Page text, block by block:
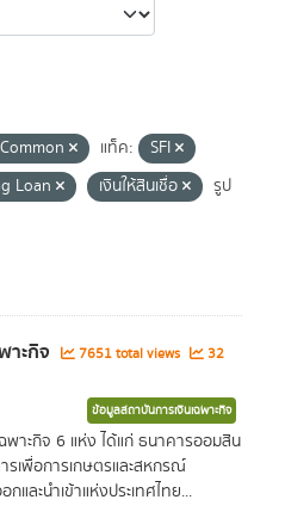
แท็ค:
SFI
Loan เงินให้สินเชื่อ
รูป
าะกิจ 7651 total views
32
ข้อมูลสถาบันการเงินเฉพาะกิจ
พาะกิจ 6 แห่ง ได้แก่ ธนาคารออมสิน
รเพื่อการเกษตรและสหกรณ์
และนำเข้าแห่งประเทศไทย...